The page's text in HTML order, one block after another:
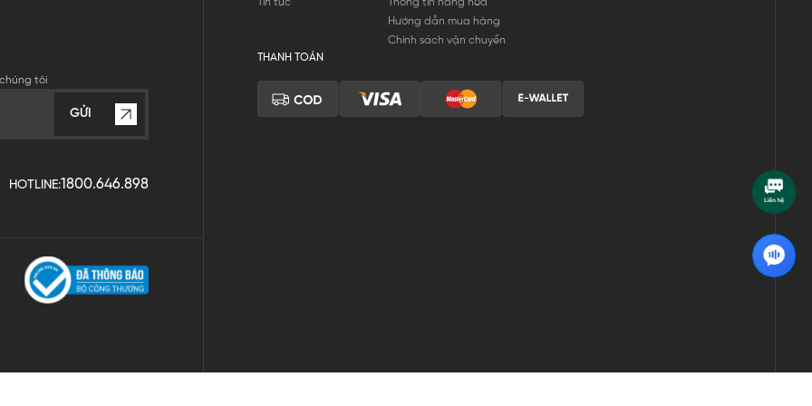
tôi
GỬI
HOTLINE:1800.646.898
Hướng dẫn mua hàng
Chính sách vận chuyển
THANH TOÁN